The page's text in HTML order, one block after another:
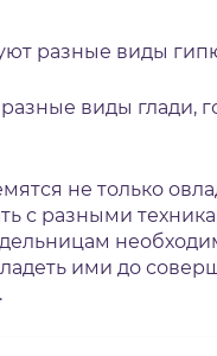
разные виды
виды глади,
не только
с разными
ими до